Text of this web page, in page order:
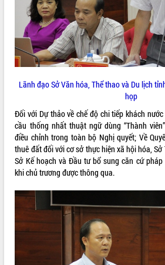
Lễ truy điệu và an táng hài cốt liệt sĩ
tại Nghĩa trang Liệt sĩ xã Sơn Hòa
Bàn giải pháp tháo gỡ khó khăn trong
xuất khẩu sầu riêng và triển khai quy
định EUDR
trường Nguyễn Hoàng Hiệp khảo sát
sầu riêng tại Đắk Lắk
Trình diễn nghệ thuật chế biến các
món ăn từ sầu riêng
Đắk Lắk công bố Quy hoạch và xúc
tiến đầu tư tỉnh
Ngành cá ngừ Đắk Lắk chủ động thích
Diễn đàn Kinh tế tư nhân Việt Nam đột
phá cơ chế - Hợp tác công tư
Đề án 06 tạo bước ngoặt đột phá trong
cải cách hành chính tỉnh Đắk Lắk
Kết nối tour, đẩy mạnh chuyển đổi số
Hôm nay: 10450
Tất cả: 66055773
Lãnh đạo Sở Văn hóa, Thể thao và Du lịch
họp
Đối với Dự thảo về chế độ chi tiếp khách
cầu thống nhất thuật ngữ dùng “Thành
điều chỉnh trong toàn bộ Nghị quyết; Về
thuê đất đối với cơ sở thực hiện xã hội hóa,
Sở Kế hoạch và Đầu tư bổ sung căn cứ
khi chủ trương được thông qua.